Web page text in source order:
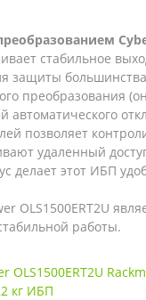
стабильное
защиты
преобразования
автоматического
позволяет
удаленный
делает этот ИБП
OLS1500ERT2U
работы.
OLS1500ERT2U
кг ИБП